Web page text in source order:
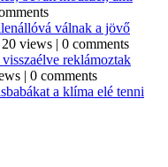
válnak a jövő
20 views | 0 comments
reklámoztak
| 0 comments
a klíma elé tenni